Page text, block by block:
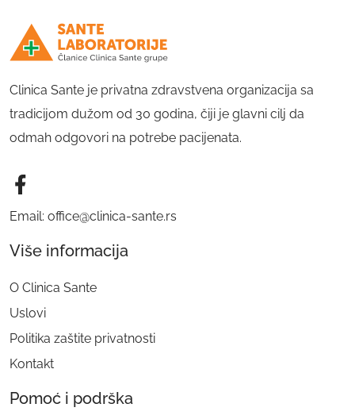
Clinica Sante je privatna zdravstvena organizacija sa
tradicijom dužom od 30 godina, čiji je glavni cilj da
odmah odgovori na potrebe pacijenata.
Email: office@clinica-sante.rs
Više informacija
O Clinica Sante
Uslovi
Politika zaštite privatnosti
Kontakt
Pomoć i podrška